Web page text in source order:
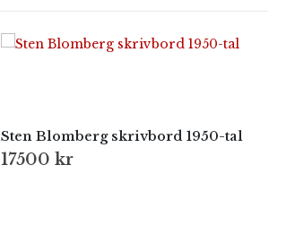
Sten Blomberg skrivbord 1950-tal
17500 kr